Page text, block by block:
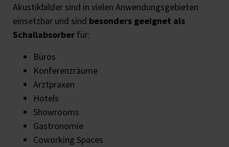
Akustikbilder sind in vielen Anwendungsgebieten
einsetzbar und sind besonders geeignet als
Schallabsorber für:
Büros
Konferenzräume
Arztpraxen
Hotels
Showrooms
Gastronomie
Coworking Spaces